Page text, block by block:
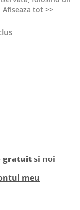
Afiseaza tot >>
gratuitsi noi
meu